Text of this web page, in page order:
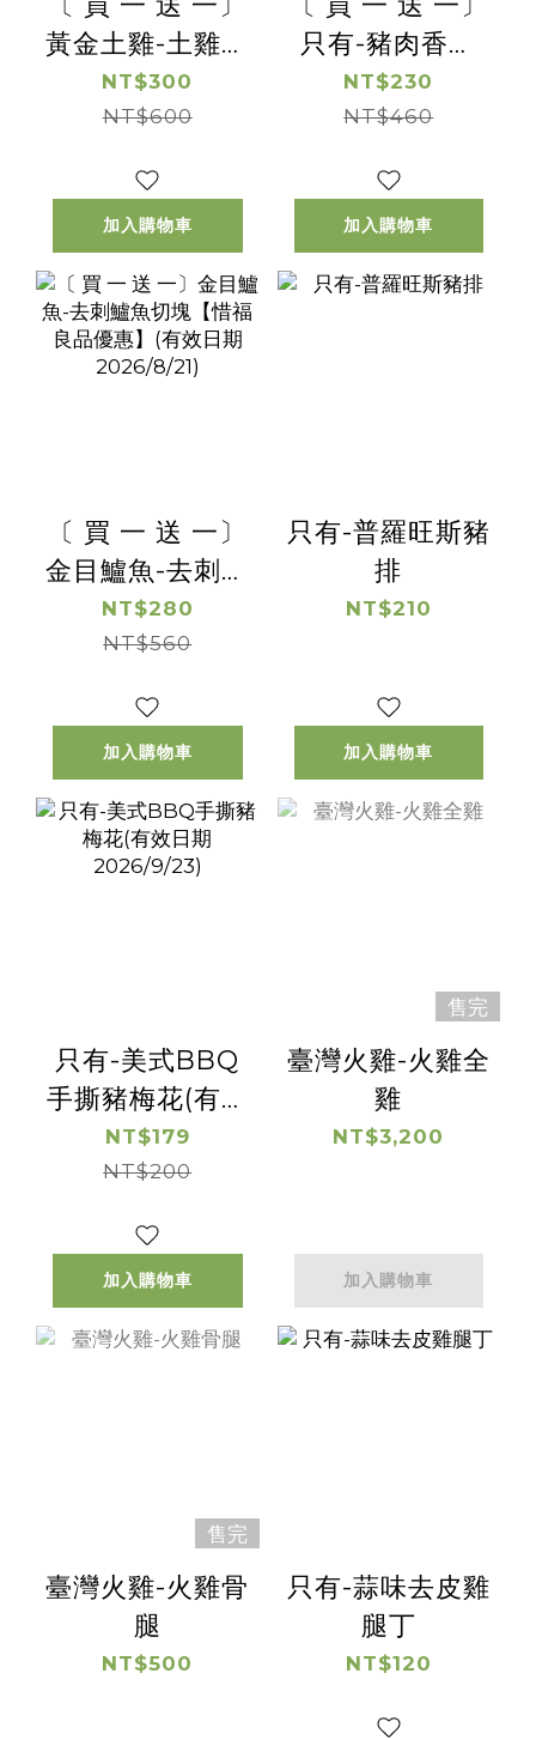
黃金土雞-土雞松
阪 【惜福良品優
惠】(有效日期
NT$300
NT$600
加入購物車
只有-豬肉香腸
【惜福良品優
惠】(有效日期
NT$230
NT$460
加入購物車
〔 買 一 送 一〕
金目鱸魚-去刺鱸
魚切塊【惜福良
品優惠】(有效日
NT$280
NT$560
加入購物車
只有-普羅旺斯豬
排
NT$210
加入購物車
只有-美式BBQ
手撕豬梅花(有效
日期2026/9/23)
NT$179
NT$200
加入購物車
售完
臺灣火雞-火雞全
雞
NT$3,200
加入購物車
售完
臺灣火雞-火雞骨
腿
NT$500
只有-蒜味去皮雞
腿丁
NT$120